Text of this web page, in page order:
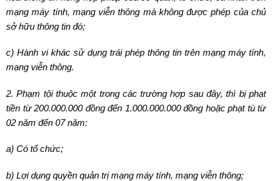
mạng máy tính, mạng viễn thông mà không được phép của chủ
sở hữu thông tin đó;
c) Hành vi khác sử dụng trái phép thông tin trên mạng máy tính,
mạng viễn thông.
2. Phạm tội thuộc một trong các trường hợp sau đây, thì bị phạt
tiền từ 200.000.000 đồng đến 1.000.000.000 đồng hoặc phạt tù từ
02 năm đến 07 năm:
a) Có tổ chức;
b) Lợi dụng quyền quản trị mạng máy tính, mạng viễn thông;